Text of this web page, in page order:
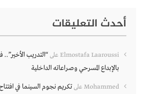
أحدث التعليقات
Elmostafa Laaroussi على“التدريب
بالإبداع المسرحي وصراعاته الداخلية
Mohammed علىتكريم نجوم السينما في